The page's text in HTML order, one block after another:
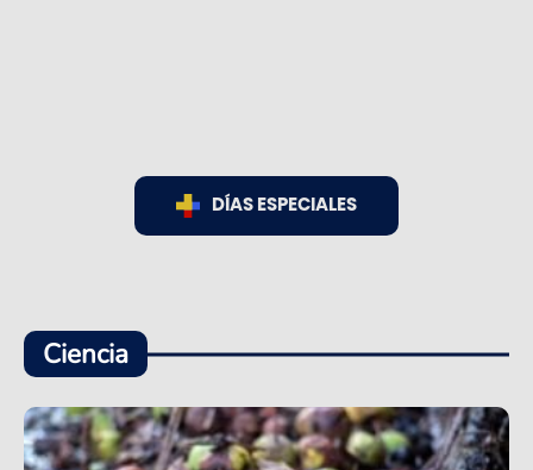
DÍAS ESPECIALES
Ciencia